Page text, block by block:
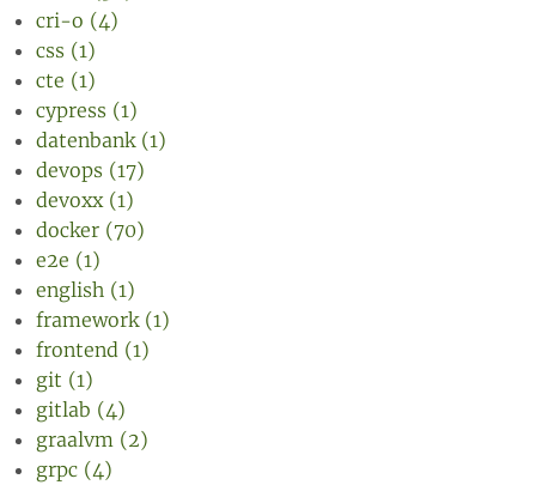
cri-o (4)
css (1)
cte (1)
cypress (1)
datenbank (1)
devops (17)
devoxx (1)
docker (70)
e2e (1)
english (1)
framework (1)
frontend (1)
git (1)
gitlab (4)
graalvm (2)
grpc (4)